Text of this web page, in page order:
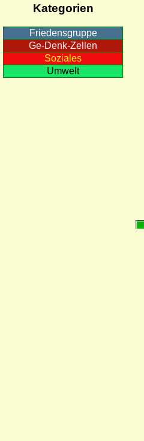
Kategorien
Friedensgruppe
Ge-Denk-Zellen
Soziales
Umwelt